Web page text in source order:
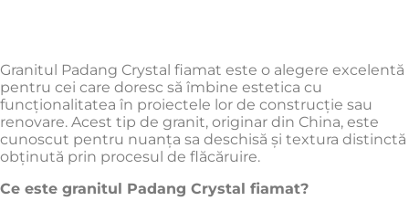
Granitul Padang Crystal fiamat este o alegere excelentă
pentru cei care doresc să îmbine estetica cu
funcționalitatea în proiectele lor de construcție sau
renovare. Acest tip de granit, originar din China, este
cunoscut pentru nuanța sa deschisă și textura distinctă
obținută prin procesul de flăcăruire.
Ce este granitul Padang Crystal fiamat?